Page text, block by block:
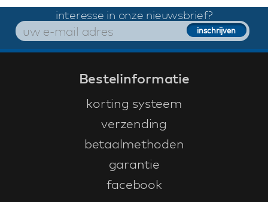
interesse in onze nieuwsbrief?
Bestelinformatie
korting systeem
verzending
betaalmethoden
garantie
facebook